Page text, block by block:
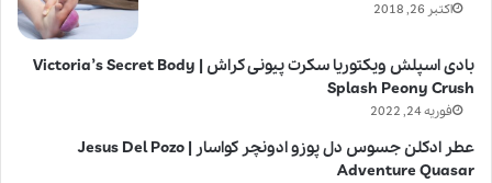
اکتبر 26, 2018
بادی اسپلش ویکتوریا سکرت پیونی کراش | Victoria’s Secret Body
Splash Peony Crush
فوریه 24, 2022
عطر ادکلن جسوس دل پوزو ادونچر کواسار | Jesus Del Pozo
Adventure Quasar